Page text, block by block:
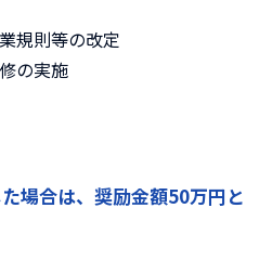
規則等の改定
の実施
場合は、奨励金額50万円と